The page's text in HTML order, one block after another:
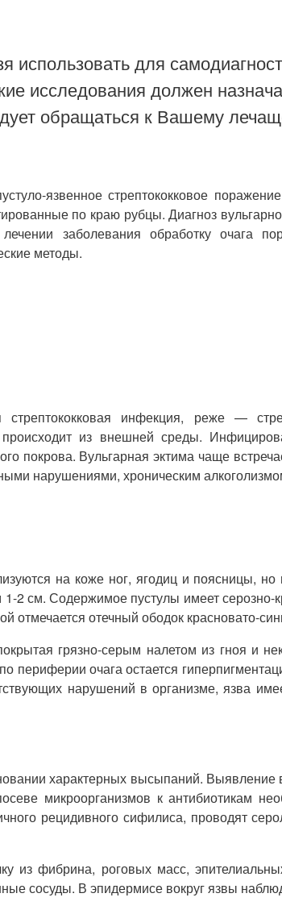
для
исследования должен
обращаться к Вашему
язвенное стрептококковое
по краю рубцы. Диагноз
заболевания обработку очага
методы.
инфекция, реже —
происходит из внешней среды.
покрова. Вульгарная эктима чаще
нарушениями, хроническим
на коже ног, ягодиц и поясницы,
2 см. Содержимое пустулы имеет
отмечается отечный ободок красновато-
грязно-серым налетом из гноя и
периферии очага остается
нарушений в организме, язва
характерных высыпаний. Выявление
микроорганизмов к антибиотикам
рецидивного сифилиса, проводят
из фибрина, роговых масс,
сосуды. В эпидермисе вокруг язвы